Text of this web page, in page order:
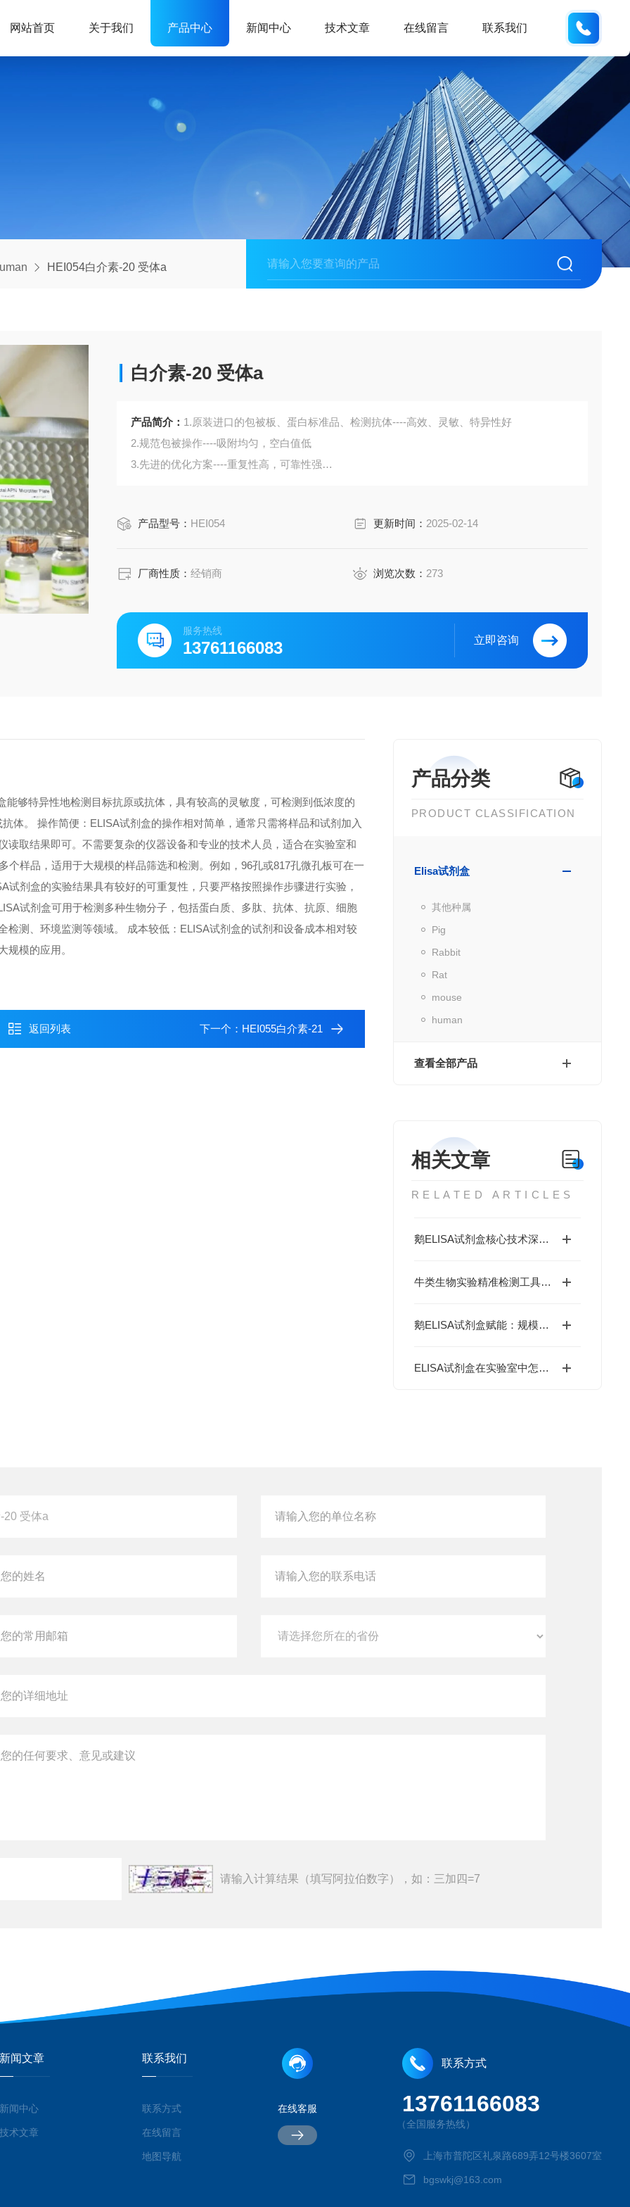
网站首页 关于我们 产品中心 新闻中心 技术文章 在线留言 联系我们
HEI054白介素-20 受体a
白介素-20 受体a
产品简介： 1.原装进口的包被板、蛋白标准品、检测抗体----高效、灵敏、特异性好
2.规范包被操作----吸附均匀，空白值低
3.先进的优化方案----重复性高，可靠性强
6.检测指标齐全：炎症因子、血管生成素、动脉粥样硬化因子、趋化因子、生长因子、基质金属
440.购买Bogoo ELISA试剂盒可以免费代测。
产品型号： HEI054 更新时间： 2025-02-14
厂商性质：经销商 浏览次数： 273
服务热线
13761166083 立即咨询
产品分类
PRODUCT CLASSIFICATION
Elisa试剂盒
其他种属
Pig
Rabbit
Rat
mouse
human
查看全部产品
相关文章
RELATED ARTICLES
鹅ELISA试剂盒核心技术深度解析：如何实现鹅源抗体与抗原的高特异性检测及精准定量分析？
牛类生物实验精准检测工具：牛ELISA试剂盒如何高效完成牛源样本目标蛋白定量分析？
鹅ELISA试剂盒赋能：规模化养殖中的疫病动态监测体系
ELISA试剂盒在实验室中怎么用
够特异性地检测目标抗原或抗体，具有较高的灵敏度，可检测到低浓度的
体。 操作简便：ELISA试剂盒的操作相对简单，通常只需将样品和试剂加入
取结果即可。不需要复杂的仪器设备和专业的技术人员，适合在实验室和
样品，适用于大规模的样品筛选和检测。例如，96孔或817孔微孔板可在一
剂盒的实验结果具有较好的可重复性，只要严格按照操作步骤进行实验，
试剂盒可用于检测多种生物分子，包括蛋白质、多肽、抗体、抗原、细胞
测、环境监测等领域。 成本较低：ELISA试剂盒的试剂和设备成本相对较
规模的应用。
返回列表 下一个： HEI055白介素-21
请输入计算结果（填写阿拉伯数字），如：三加四=7
新闻文章
新闻中心
技术文章
联系我们
联系方式
在线留言
地图导航
在线客服
联系方式
13761166083
（全国服务热线）
上海市普陀区礼泉路689弄12号楼3607室
bgswkj@163.com